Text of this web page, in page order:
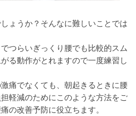
ょうか？そんなに難しいことでは
つらいぎっくり腰でも比較的スム
る動作がとれますので一度練習し
痛でなくても、朝起きるときに腰
軽減のためにこのような方法をご
の改善予防に役立ちます。